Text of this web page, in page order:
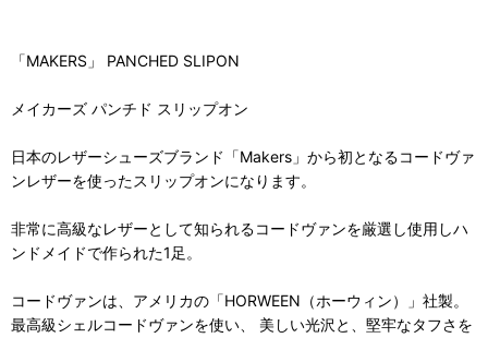
「MAKERS」 PANCHED SLIPON
メイカーズ パンチド スリップオン
日本のレザーシューズブランド「Makers」から初となるコードヴァ
ンレザーを使ったスリップオンになります。
非常に高級なレザーとして知られるコードヴァンを厳選し使用しハ
ンドメイドで作られた1足。
コードヴァンは、アメリカの「HORWEEN（ホーウィン）」社製。
最高級シェルコードヴァンを使い、 美しい光沢と、堅牢なタフさを